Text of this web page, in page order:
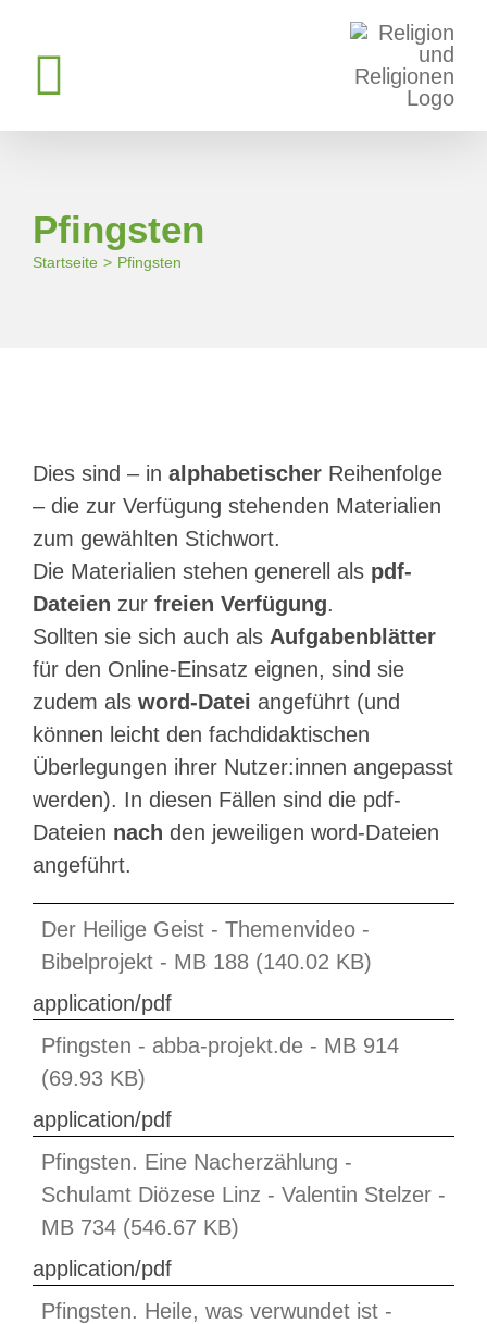
Pfingsten
Startseite Pfingsten
Dies sind – in alphabetischer Reihenfolge
– die zur Verfügung stehenden Materialien
zum gewählten Stichwort.
Die Materialien stehen generell als pdf-
Dateien zur freien Verfügung.
Sollten sie sich auch als Aufgabenblätter
für den Online-Einsatz eignen, sind sie
zudem als word-Datei angeführt (und
können leicht den fachdidaktischen
Überlegungen ihrer Nutzer:innen angepasst
werden). In diesen Fällen sind die pdf-
Dateien nach den jeweiligen word-Dateien
angeführt.
Der Heilige Geist - Themenvideo -
Bibelprojekt - MB 188 (140.02 KB)
application/pdf
Pfingsten - abba-projekt.de - MB 914
(69.93 KB)
application/pdf
Pfingsten. Eine Nacherzählung -
Schulamt Diözese Linz - Valentin Stelzer -
MB 734 (546.67 KB)
application/pdf
Pfingsten. Heile, was verwundet ist -